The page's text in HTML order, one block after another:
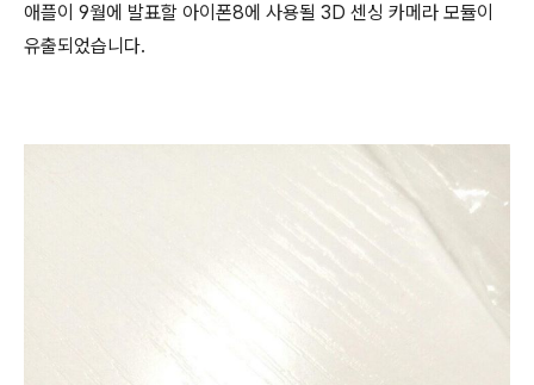
애플이 9월에 발표할 아이폰8에 사용될 3D 센싱 카메라 모듈이
유출되었습니다.